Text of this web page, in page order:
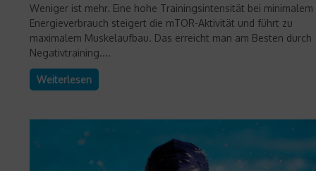
Weniger ist mehr. Eine hohe Trainingsintensität bei minimalem
Energieverbrauch steigert die mTOR-Aktivität und führt zu
maximalem Muskelaufbau. Das erreicht man am Besten durch
Negativtraining....
Weiterlesen